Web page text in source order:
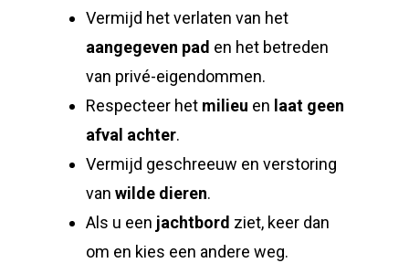
Vermijd het verlaten van het
aangegeven pad en het betreden
van privé-eigendommen.
Respecteer het milieu en laat geen
afval achter.
Vermijd geschreeuw en verstoring
van wilde dieren.
Als u een jachtbord ziet, keer dan
om en kies een andere weg.